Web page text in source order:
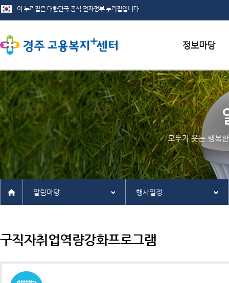
서식자료실
채용정보
인재정보
관련사이트
모두가 웃는 행복
알림마당 행사일정
구직자취업역량강화프로그램